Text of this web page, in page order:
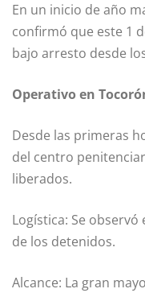
En un inicio de año
confirmó que este 1
bajo arresto desde
Operativo en
Desde las primeras
del centro
liberados.
Logística: Se
de los detenidos.
Alcance: La gran